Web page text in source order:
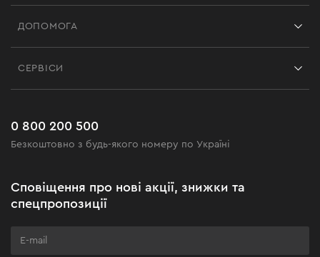
Чорна п'ятниця
Клуб майстерності
ДОПОМОГА
Поширені запитання
СЕРВІСИ
0 800 200 500
Безкоштовно з будь-якого номеру по Україні
Сповіщення про нові акції, знижки та
спецпропозиції